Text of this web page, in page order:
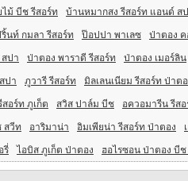
ม้ บีช รีสอร์ท บ้านหมากสง รีสอร์ท แอนด์ ส
นท์ กมลา รีสอร์ท ป๊อปปา พาเลซ ป่าตอง ค
ปา ป่าตอง พาราดี รีสอร์ท ป่าตอง เมอร์ลิน
ปา ภูวารี รีสอร์ท มิลเลนเนียม รีสอร์ท ป่าต
อร์ท ภูเก็ต สวิส ปาล์ม บีช อควอมารีน รีส
สวีท อาริมาน่า อิมเพียน่า รีสอร์ท ป่าตอง
รี่ ไอบิส ภูเก็ต ป่าตอง ฮอไรซอน ป่าตอง บี